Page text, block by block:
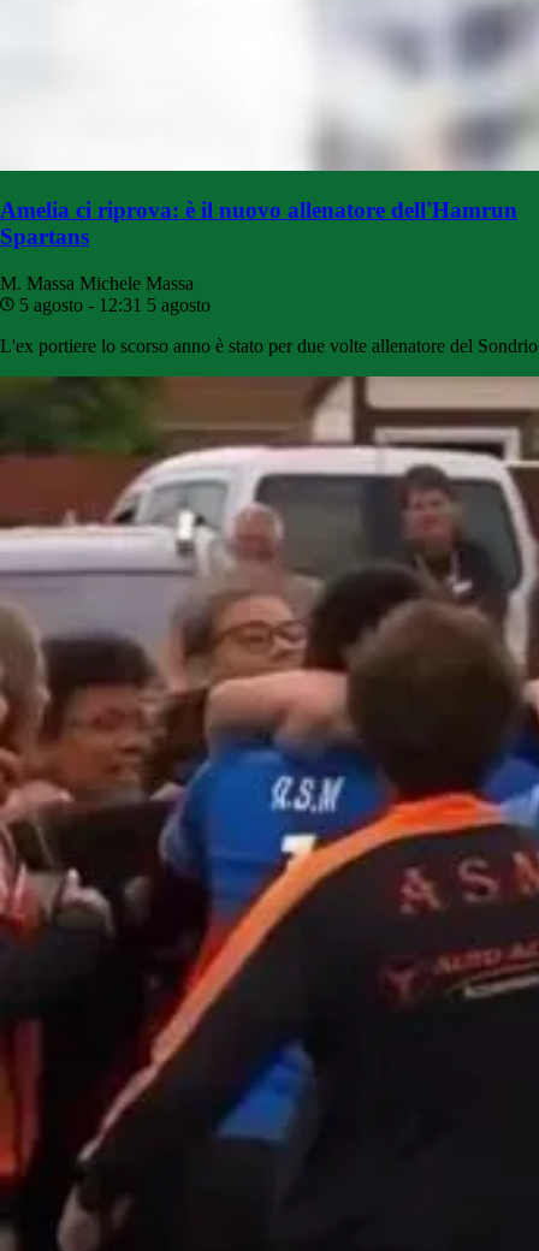
Amelia ci riprova: è il nuovo allenatore dell'Hamrun
Spartans
M. Massa Michele Massa
5 agosto - 12:31 5 agosto
L'ex portiere lo scorso anno è stato per due volte allenatore del Sondrio